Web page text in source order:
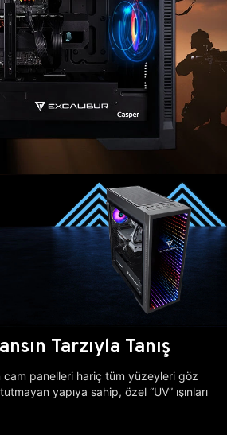
Tarzıyla Tanış
cam panelleri hariç tüm yüzeyleri göz
yapıya sahip, özel “UV” ışınları